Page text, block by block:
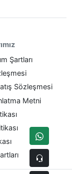
Şartları
Sözleşmesi
Metni